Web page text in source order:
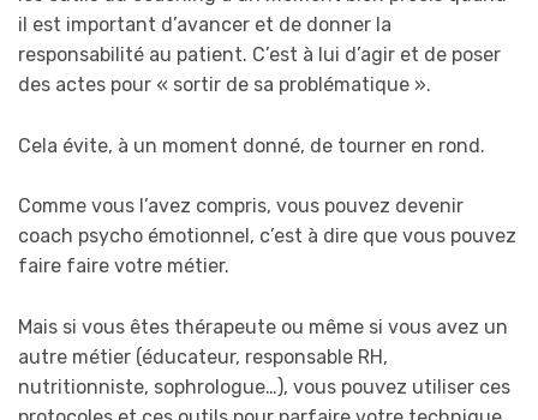
il est important d’avancer et de donner la
responsabilité au patient. C’est à lui d’agir et de poser
des actes pour « sortir de sa problématique ».
Cela évite, à un moment donné, de tourner en rond.
Comme vous l’avez compris, vous pouvez devenir
coach psycho émotionnel, c’est à dire que vous pouvez
faire faire votre métier.
Mais si vous êtes thérapeute ou même si vous avez un
autre métier (éducateur, responsable RH,
nutritionniste, sophrologue…), vous pouvez utiliser ces